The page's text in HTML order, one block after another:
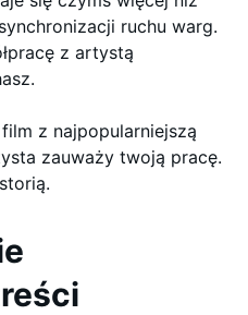
ruchu warg.
z artystą
z najpopularniejszą
zauważy twoją pracę.